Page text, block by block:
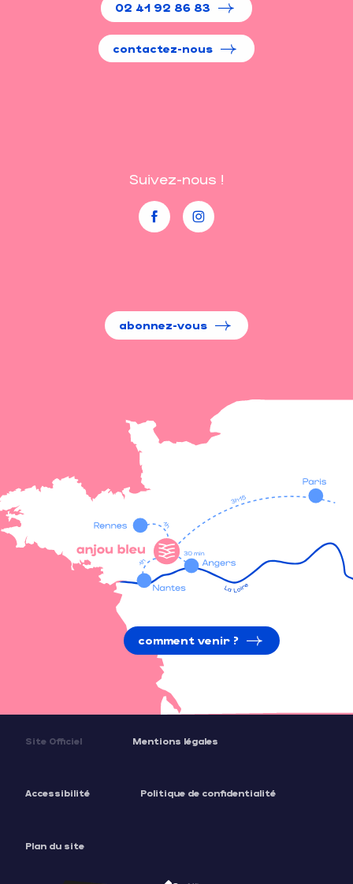
02 41 92 86 83
contactez-nous
Suivez-nous !
abonnez-vous
comment venir ?
Site Officiel Mentions légales
Accessibilité Politique de confidentialité
Plan du site